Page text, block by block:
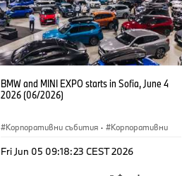
BMW and MINI EXPO starts in Sofia, June 4
2026 (06/2026)
Корпоративни събития · Корпоративни
Fri Jun 05 09:18:23 CEST 2026